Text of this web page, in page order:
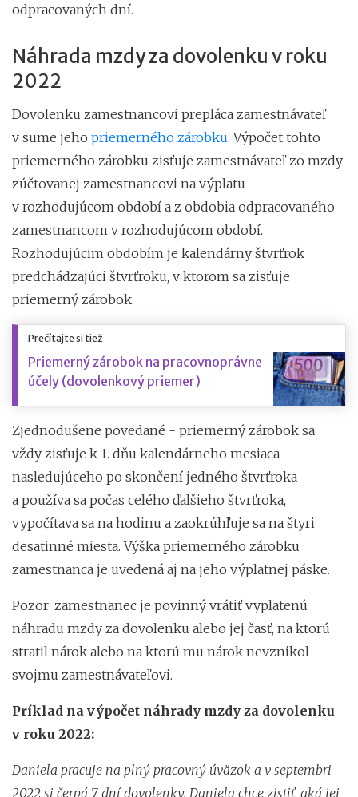
odpracovaných dní.
Náhrada mzdy za dovolenku v roku
2022
Dovolenku zamestnancovi prepláca zamestnávateľ
v sume jeho priemerného zárobku. Výpočet tohto
priemerného zárobku zisťuje zamestnávateľ zo mzdy
zúčtovanej zamestnancovi na výplatu
v rozhodujúcom období a z obdobia odpracovaného
zamestnancom v rozhodujúcom období.
Rozhodujúcim obdobím je kalendárny štvrťrok
predchádzajúci štvrťroku, v ktorom sa zisťuje
priemerný zárobok.
Prečítajte si tiež
Priemerný zárobok na pracovnoprávne
účely (dovolenkový priemer)
Zjednodušene povedané - priemerný zárobok sa
vždy zisťuje k 1. dňu kalendárneho mesiaca
nasledujúceho po skončení jedného štvrťroka
a používa sa počas celého ďalšieho štvrťroka,
vypočítava sa na hodinu a zaokrúhľuje sa na štyri
desatinné miesta. Výška priemerného zárobku
zamestnanca je uvedená aj na jeho výplatnej páske.
Pozor: zamestnanec je povinný vrátiť vyplatenú
náhradu mzdy za dovolenku alebo jej časť, na ktorú
stratil nárok alebo na ktorú mu nárok nevznikol
svojmu zamestnávateľovi.
Príklad na výpočet náhrady mzdy za dovolenku
v roku 2022:
Daniela pracuje na plný pracovný úväzok a v septembri
2022 si čerpá 7 dní dovolenky. Daniela chce zistiť, aká jej